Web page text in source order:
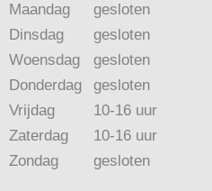
Maandag
Dinsdag
Woensdag
Donderdag
Vrijdag
Zaterdag
Zondag
gesloten
gesloten
gesloten
gesloten
10-16 uur
10-16 uur
gesloten